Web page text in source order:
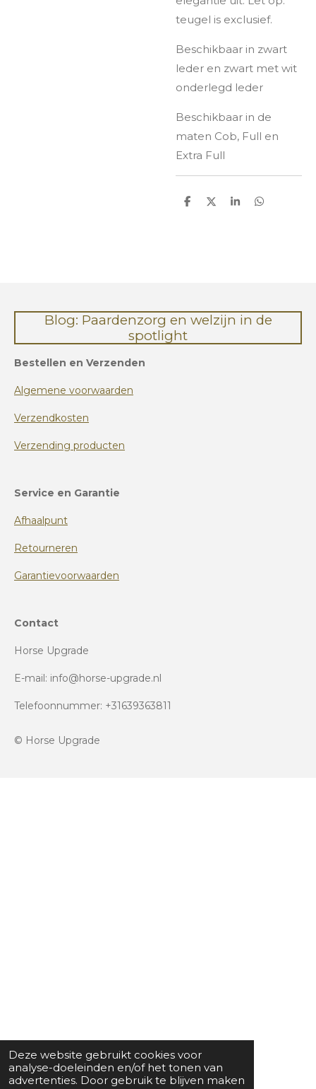
Deze website gebruikt cookies voor
analyse-doeleinden en/of het tonen van
advertenties. Door gebruik te blijven maken
teugel is exclusief.
Beschikbaar in zwart
leder en zwart met wit
onderlegd leder
Beschikbaar in de
maten Cob, Full en
Extra Full
D
D
S
D
Blog: Paardenzorg en welzijn in de
spotlight
Bestellen en Verzenden
Algemene voorwaarden
Verzendkosten
Verzending producten
Service en Garantie
Afhaalpunt
Retourneren
Garantievoorwaarden
Contact
Horse Upgrade
E-mail: info@horse-upgrade.nl
Telefoonnummer: +31639363811
© Horse Upgrade